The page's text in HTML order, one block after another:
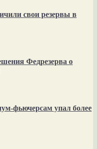
свои резервы в
Федрезерва о
фьючерсам упал более